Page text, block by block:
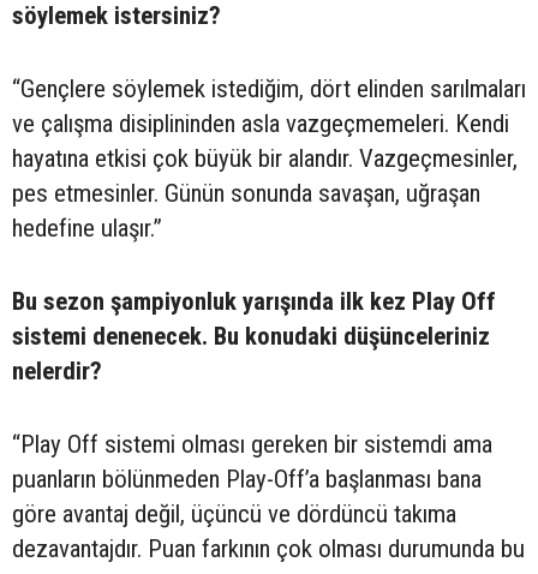
söylemek istersiniz?
“Gençlere söylemek istediğim, dört elinden sarılmaları
ve çalışma disiplininden asla vazgeçmemeleri. Kendi
hayatına etkisi çok büyük bir alandır. Vazgeçmesinler,
pes etmesinler. Günün sonunda savaşan, uğraşan
hedefine ulaşır.”
Bu sezon şampiyonluk yarışında ilk kez Play Off
sistemi denenecek. Bu konudaki düşünceleriniz
nelerdir?
“Play Off sistemi olması gereken bir sistemdi ama
puanların bölünmeden Play-Off’a başlanması bana
göre avantaj değil, üçüncü ve dördüncü takıma
dezavantajdır. Puan farkının çok olması durumunda bu